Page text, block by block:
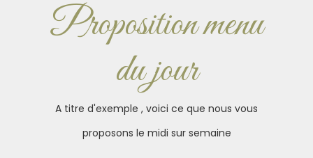
Proposition menu
du jour
A titre d'exemple , voici ce que nous vous
proposons le midi sur semaine